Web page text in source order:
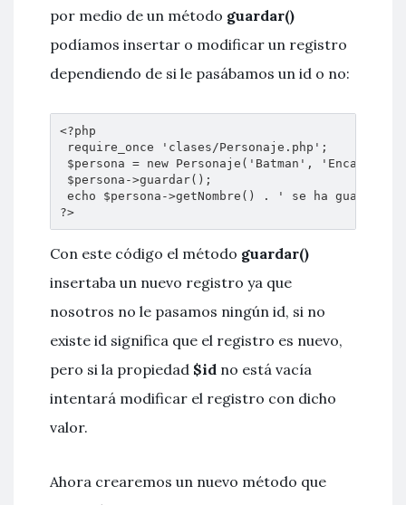
por medio de un método guardar()
podíamos insertar o modificar un registro
dependiendo de si le pasábamos un id o no:
<?php
require_once 'clases/Personaje.php';
$persona = new Personaje('Batman',
$persona->guardar();
echo $persona->getNombre() . ' se ha
?>
Con este código el método guardar()
insertaba un nuevo registro ya que
nosotros no le pasamos ningún id, si no
existe id significa que el registro es nuevo,
pero si la propiedad $id no está vacía
intentará modificar el registro con dicho
valor.
Ahora crearemos un nuevo método que